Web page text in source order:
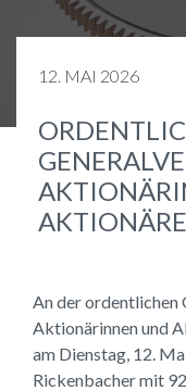
12. MAI 2026
AKTIONÄRE
An der ordentlichen
Aktionärinnen und
am Dienstag, 12.
Rickenbacher mit